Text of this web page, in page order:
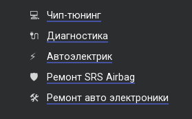
💻
Чип-тюнинг
🔌
Диагностика
⚡
Автоэлектрик
🛡️
Ремонт SRS Airbag
🛠️
Ремонт авто электроники